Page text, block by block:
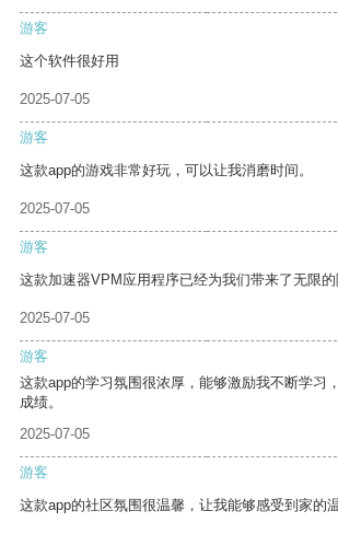
游客
这个软件很好用
2025-07-05
游客
这款app的游戏非常好玩，可以让我消磨时间。
2025-07-05
游客
这款加速器VPM应用程序已经为我们带来了无限的
2025-07-05
游客
这款app的学习氛围很浓厚，能够激励我不断学习
成绩。
2025-07-05
游客
这款app的社区氛围很温馨，让我能够感受到家的温